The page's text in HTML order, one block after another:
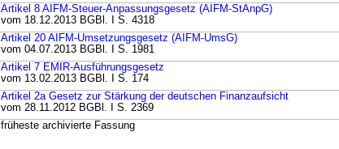
Artikel 8 AIFM-Steuer-Anpassungsgesetz (AIFM-StAnpG)
vom 18.12.2013 BGBl. I S. 4318
Artikel 20 AIFM-Umsetzungsgesetz (AIFM-UmsG)
vom 04.07.2013 BGBl. I S. 1981
Artikel 7 EMIR-Ausführungsgesetz
vom 13.02.2013 BGBl. I S. 174
Artikel 2a Gesetz zur Stärkung der deutschen Finanzaufsicht
vom 28.11.2012 BGBl. I S. 2369
früheste archivierte Fassung